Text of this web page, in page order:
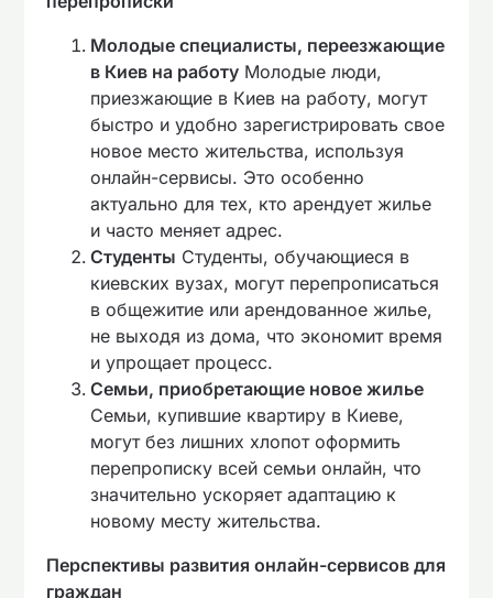
Молодые специалисты, переезжающие
в Киев на работу Молодые люди,
приезжающие в Киев на работу, могут
быстро и удобно зарегистрировать свое
новое место жительства, используя
онлайн-сервисы. Это особенно
актуально для тех, кто арендует жилье
и часто меняет адрес.
Студенты Студенты, обучающиеся в
киевских вузах, могут перепрописаться
в общежитие или арендованное жилье,
не выходя из дома, что экономит время
и упрощает процесс.
Семьи, приобретающие новое жилье
Семьи, купившие квартиру в Киеве,
могут без лишних хлопот оформить
перепрописку всей семьи онлайн, что
значительно ускоряет адаптацию к
новому месту жительства.
Перспективы развития онлайн-сервисов для
граждан